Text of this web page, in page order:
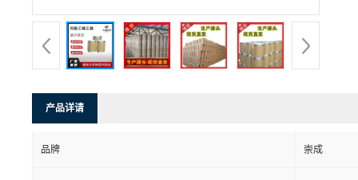
产品详请
品牌 崇成